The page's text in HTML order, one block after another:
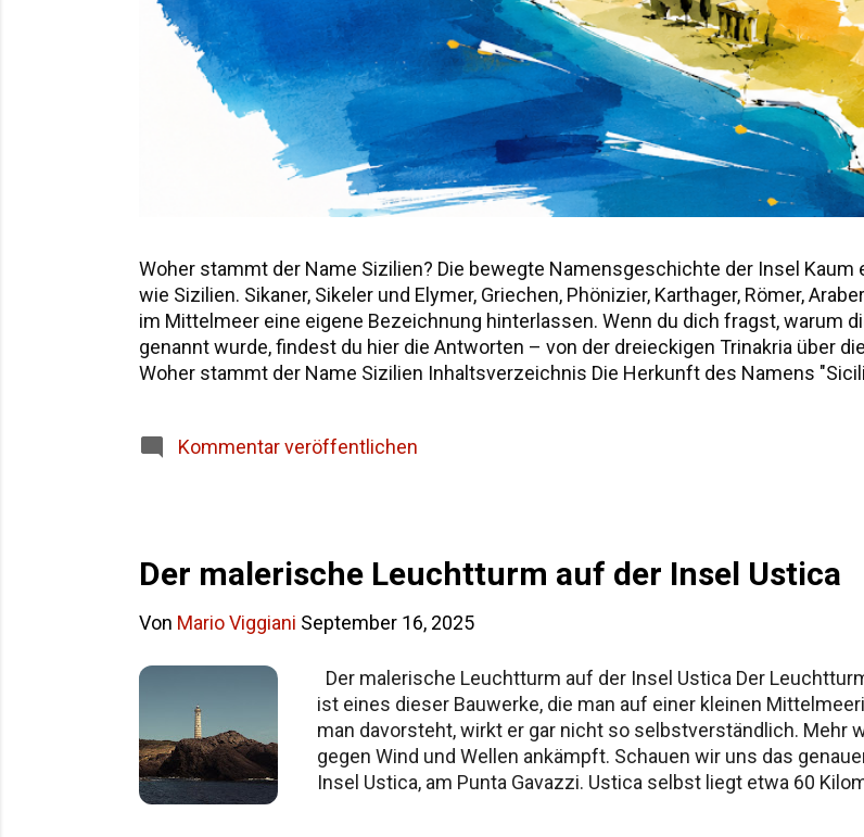
Woher stammt der Name Sizilien? Die bewegte Namensgeschichte der Insel
wie Sizilien. Sikaner, Sikeler und Elymer, Griechen, Phönizier, Karthager, Römer,
im Mittelmeer eine eigene Bezeichnung hinterlassen. Wenn du dich fragst, warum
genannt wurde, findest du hier die Antworten – von der dreieckigen Trinakria über
Woher stammt der Name Sizilien Inhaltsverzeichnis Die Herkunft des Namens
Kommentar veröffentlichen
Der malerische Leuchtturm auf der Insel Ustica
Von Mario Viggiani September 16, 2025
Der malerische Leuchtturm auf der Insel Ustica Der
ist eines dieser Bauwerke, die man auf einer kleinen
man davorsteht, wirkt er gar nicht so selbstverständlich. Mehr
gegen Wind und Wellen ankämpft. Schauen wir uns das
Insel Ustica, am Punta Gavazzi. Ustica selbst liegt etwa 60